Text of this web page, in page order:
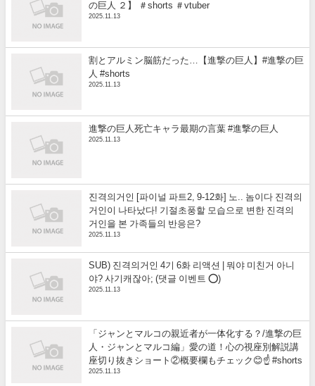
の巨人 ２】 ＃shorts ＃vtuber
2025.11.13
割とアルミン脳筋だった…【進撃の巨人】#進撃の巨
人 #shorts
2025.11.13
進撃の巨人死亡キャラ最期の言葉 #進撃の巨人
2025.11.13
진격의거인 [파이널 파트2, 9-12화] 노.. 놈이다 진격의
거인이 나타났다! 기절초풍할 모습으로 변한 진격의
거인을 본 가족들의 반응은?
2025.11.13
SUB) 진격의거인 4기 6화 리액션 | 뭐야 미친거 아니
야? 사기캐잖아; (댓글 이벤트 ⭕)
2025.11.13
「ジャンとマルコの親近者が一体化する？/進撃の巨
人・ジャンとマルコ編」愛の道！心の視座別解説講
座切り抜きショート②概要欄もチェック😊☝️ #shorts
2025.11.13